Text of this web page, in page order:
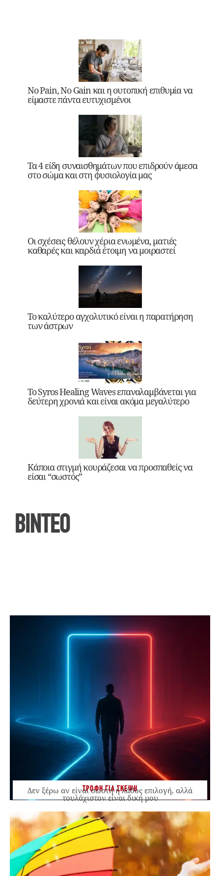
No Pain, No Gain και η ουτοπική επιθυμία να
είμαστε πάντα ευτυχισμένοι
Τα 4 είδη συναισθημάτων που επιδρούν άμεσα
στο σώμα και στη φυσιολογία μας
Οι σχέσεις θέλουν χέρια ενωμένα, ματιές
καθαρές και καρδιά έτοιμη να μοιραστεί
Το καλύτερο αγχολυτικό είναι η παρατήρηση
των άστρων
Το Syros Healing Waves επαναλαμβάνεται για
δεύτερη χρονιά και είναι ακόμα μεγαλύτερο
Κάποια στιγμή κουράζεσαι να προσπαθείς να
είσαι “σωστός”
ΒΙΝΤΕΟ
ΤΡΟΦΗ ΓΙΑ ΣΚΕΨΗ
Δεν ξέρω αν είναι σωστή ή λάθος επιλογή, αλλά
τουλάχιστον είναι δική μου